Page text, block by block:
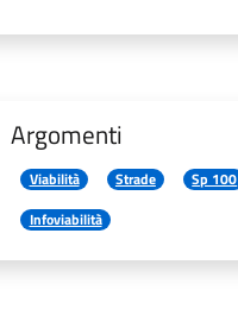
Argomenti
Viabilità Strade Sp 100
Infoviabilità